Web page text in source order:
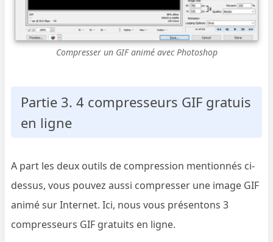
Compresser un GIF animé avec Photoshop
Partie 3. 4 compresseurs GIF gratuis
en ligne
A part les deux outils de compression mentionnés ci-
dessus, vous pouvez aussi compresser une image GIF
animé sur Internet. Ici, nous vous présentons 3
compresseurs GIF gratuits en ligne.